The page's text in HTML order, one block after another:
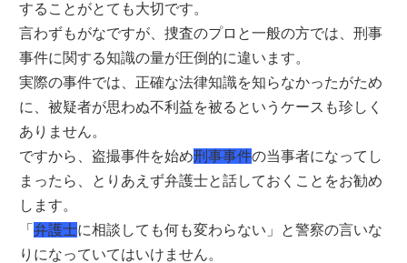
することがとても大切です。
言わずもがなですが、捜査のプロと一般の方では、刑事
事件に関する知識の量が圧倒的に違います。
実際の事件では、正確な法律知識を知らなかったがため
に、被疑者が思わぬ不利益を被るというケースも珍しく
ありません。
ですから、盗撮事件を始め刑事事件の当事者になってし
まったら、とりあえず弁護士と話しておくことをお勧め
します。
「弁護士に相談しても何も変わらない」と警察の言いな
りになっていてはいけません。